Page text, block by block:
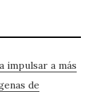
impulsar a más
de